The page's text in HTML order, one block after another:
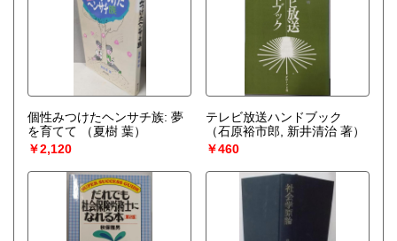
個性みつけたヘンサチ族: 夢
を育てて
（夏樹 葉）
￥2,120
テレビ放送ハンドブック
（石原裕市郎, 新井清治 著）
￥460